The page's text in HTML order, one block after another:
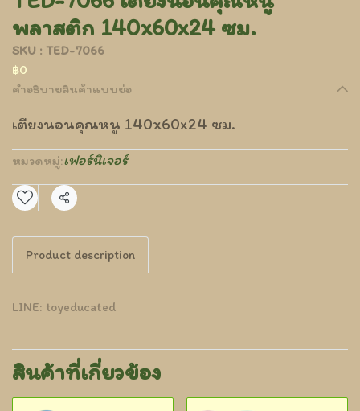
พลาสติก 140x60x24 ซม.
SKU : TED-7066
฿0
คำอธิบายสินค้าแบบย่อ
เตียงนอนคุณหนู 140x60x24 ซม.
หมวดหมู่:เฟอร์นิเจอร์
แชร์
Product description
LINE: toyeducated
สินค้าที่เกี่ยวข้อง